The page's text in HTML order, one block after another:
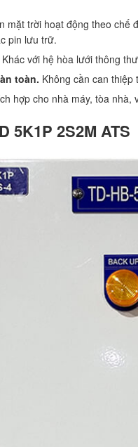
mặt trời hoạt động theo chế
pin lưu trữ.
Khác với hệ hòa lưới thông
toàn. Không cần can
hợp cho nhà máy, tòa nhà,
5K1P 2S2M ATS